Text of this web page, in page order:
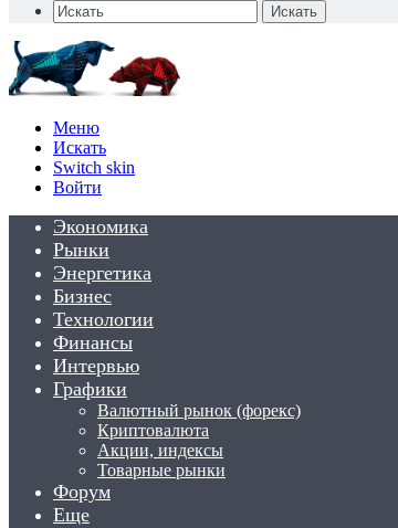
Искать
Меню
Искать
Switch skin
Войти
Экономика
Рынки
Энергетика
Бизнес
Технологии
Финансы
Интервью
Графики
Валютный рынок (форекс)
Криптовалюта
Акции, индексы
Товарные рынки
Форум
Еще